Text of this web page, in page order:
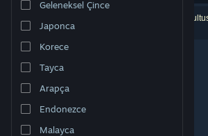
Dili değiştir
Steam mobil uygulamasını yükle
Masaüstü internet sitesini görüntüle
Geleneksel Çince
Japonca
Korece
Tayca
Arapça
Endonezce
Malayca
0 sonuç aramanızla eşleşiyor. Tercihleriniz
ürün dâhil edilmedi.